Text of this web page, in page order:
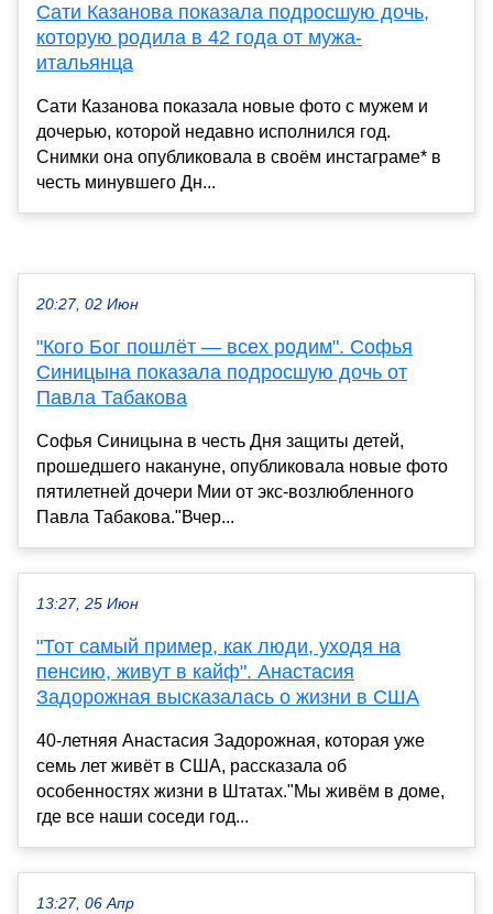
Сати Казанова показала подросшую дочь,
которую родила в 42 года от мужа-
итальянца
Сати Казанова показала новые фото с мужем и
дочерью, которой недавно исполнился год.
Снимки она опубликовала в своём инстаграме* в
честь минувшего Дн...
20:27, 02 Июн
"Кого Бог пошлёт — всех родим". Софья
Синицына показала подросшую дочь от
Павла Табакова
Софья Синицына в честь Дня защиты детей,
прошедшего накануне, опубликовала новые фото
пятилетней дочери Мии от экс-возлюбленного
Павла Табакова."Вчер...
13:27, 25 Июн
"Тот самый пример, как люди, уходя на
пенсию, живут в кайф". Анастасия
Задорожная высказалась о жизни в США
40-летняя Анастасия Задорожная, которая уже
семь лет живёт в США, рассказала об
особенностях жизни в Штатах."Мы живём в доме,
где все наши соседи год...
13:27, 06 Апр